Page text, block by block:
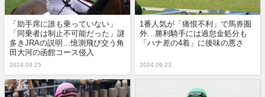
「助手席に誰も乗っていない」
「同乗者は制止不可能だった」謎
多きJRAの説明…憶測飛び交う角
田大河の函館コース侵入
2024.09.25
1番人気が「痛恨不利」で馬券圏
外…勝利騎手には過怠金処分も
「ハナ差の4着」に後味の悪さ
2024.09.23